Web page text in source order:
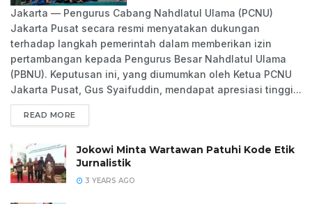
Jakarta — Pengurus Cabang Nahdlatul Ulama (PCNU)
Jakarta Pusat secara resmi menyatakan dukungan
terhadap langkah pemerintah dalam memberikan izin
pertambangan kepada Pengurus Besar Nahdlatul Ulama
(PBNU). Keputusan ini, yang diumumkan oleh Ketua PCNU
Jakarta Pusat, Gus Syaifuddin, mendapat apresiasi tinggi...
READ MORE
Jokowi Minta Wartawan Patuhi Kode Etik
Jurnalistik
3 YEARS AGO